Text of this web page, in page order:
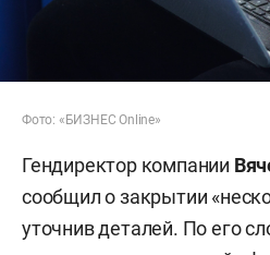
Фото: «БИЗНЕС Online»
Гендиректор компании
сообщил о закрытии
уточнив деталей. По его